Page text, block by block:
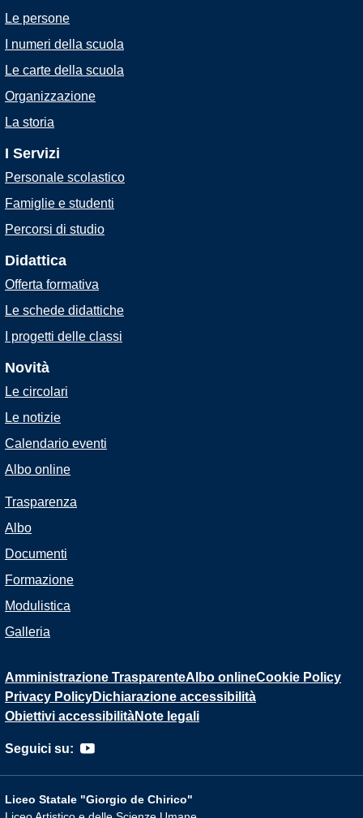
Le persone
I numeri della scuola
Le carte della scuola
Organizzazione
La storia
I Servizi
Personale scolastico
Famiglie e studenti
Percorsi di studio
Didattica
Offerta formativa
Le schede didattiche
I progetti delle classi
Novità
Le circolari
Le notizie
Calendario eventi
Albo online
Trasparenza
Albo
Documenti
Formazione
Modulistica
Galleria
Amministrazione TrasparenteAlbo onlineCookie Policy
Privacy PolicyDichiarazione accessibilità
Obiettivi accessibilitàNote legali
Seguici su:
Liceo Statale "Giorgio de Chirico"